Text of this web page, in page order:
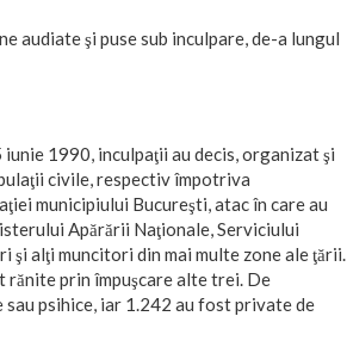
audiate şi puse sub inculpare, de-a lungul
1990, inculpaţii au decis, organizat şi
civile, respectiv împotriva
municipiului Bucureşti, atac în care au
Apărării Naţionale, Serviciului
şi alţi muncitori din mai multe zone ale ţării.
rănite prin împuşcare alte trei. De
psihice, iar 1.242 au fost private de